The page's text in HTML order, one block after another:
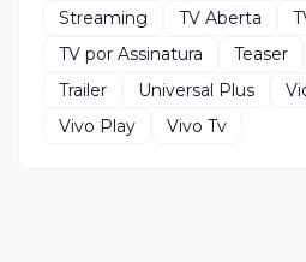
Streaming
TV Aberta
TV por Assinatura
Teaser
Trailer
Universal Plus
Vivo Play
Vivo Tv